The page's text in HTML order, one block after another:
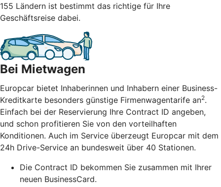
155 Ländern ist bestimmt das richtige für Ihre
Geschäftsreise dabei.
Bei Mietwagen
Europcar bietet Inhaberinnen und Inhabern einer Business-
Kreditkarte besonders günstige Firmenwagentarife an2.
Einfach bei der Reservierung Ihre Contract ID angeben,
und schon profitieren Sie von den vorteilhaften
Konditionen. Auch im Service überzeugt Europcar mit dem
24h Drive-Service an bundesweit über 40 Stationen.
Die Contract ID bekommen Sie zusammen mit Ihrer
neuen BusinessCard.